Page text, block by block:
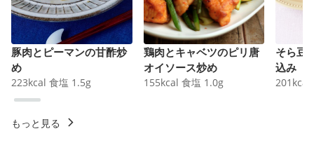
豚肉とピーマンの甘酢炒
め
223kcal 食塩 1.5g
鶏肉とキャベツのピリ唐
オイソース炒め
155kcal 食塩 1.0g
そら豆
込み
201 kcal
もっと見る